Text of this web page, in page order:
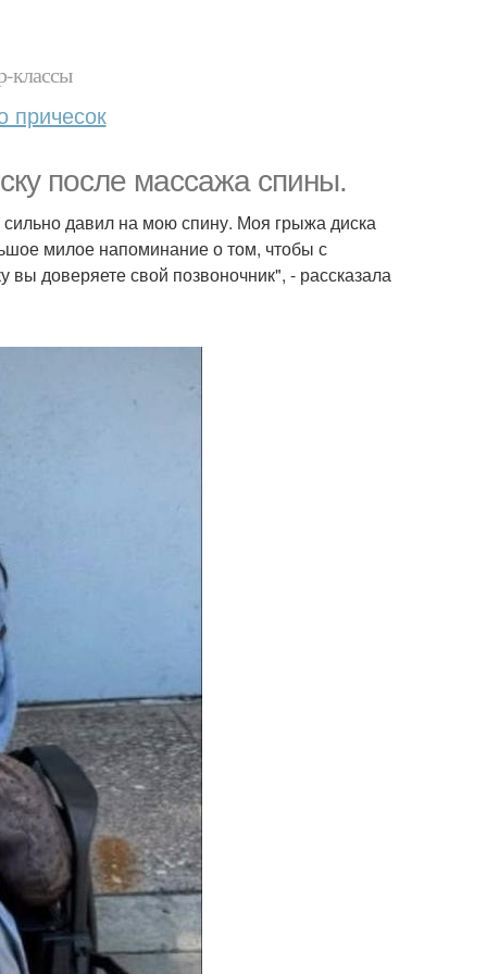
классы
причесок
после массажа спины.
сильно давил на мою спину. Моя грыжа диска
милое напоминание о том, чтобы с
вы доверяете свой позвоночник", - рассказала